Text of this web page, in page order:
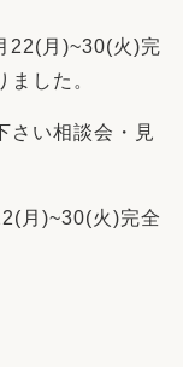
22(月)~30(火)完
した。
さい相談会・見
月)~30(火)完全